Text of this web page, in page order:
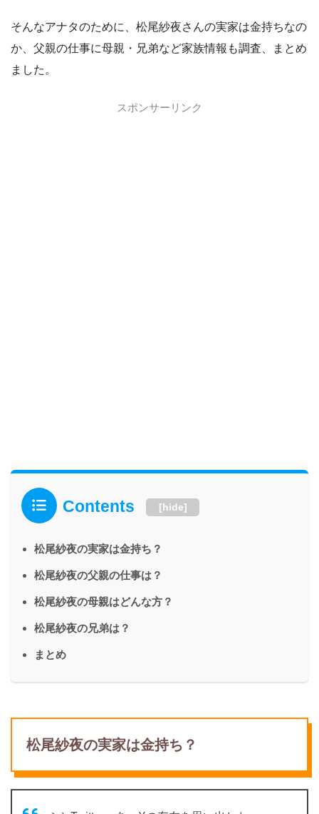
そんなアナタのために、松尾紗夜さんの実家は金持ちなの
か、父親の仕事に母親・兄弟など家族情報も調査、まとめ
ました。
スポンサーリンク
Contents [hide]
松尾紗夜の実家は金持ち？
松尾紗夜の父親の仕事は？
松尾紗夜の母親はどんな方？
松尾紗夜の兄弟は？
まとめ
松尾紗夜の実家は金持ち？